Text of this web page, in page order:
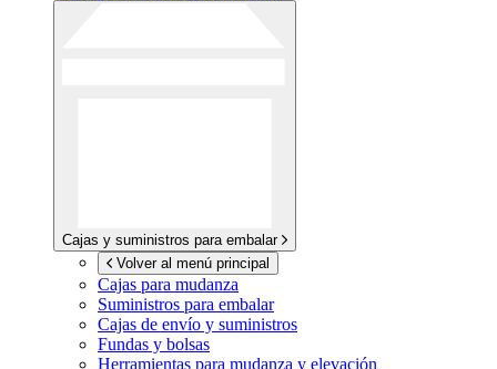
Cajas y suministros para embalar
Volver al menú principal
Cajas para mudanza
Suministros para embalar
Cajas de envío y suministros
Fundas y bolsas
Herramientas para mudanza y elevación